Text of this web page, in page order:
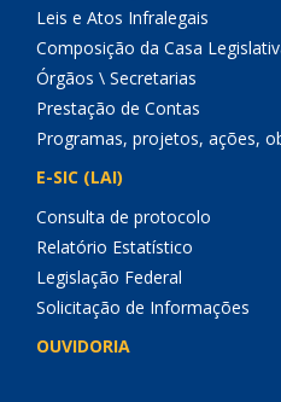
Leis e Atos Infralegais
Composição da Casa
Órgãos \ Secretarias
Prestação de Contas
Programas, projetos, ações,
E-SIC (LAI)
Consulta de protocolo
Relatório Estatístico
Legislação Federal
Solicitação de Informações
OUVIDORIA